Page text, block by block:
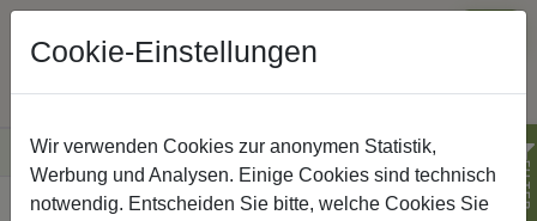
VersandkostenfreieLieferung innerhalb Deutschlands
Sichere Zahlung
FILTER
Startseite Plissee - Faltstores
Cookie-Einstellungen
Wir verwenden Cookies zur anonymen Statistik,
Werbung und Analysen. Einige Cookies sind technisch
notwendig. Entscheiden Sie bitte, welche Cookies Sie